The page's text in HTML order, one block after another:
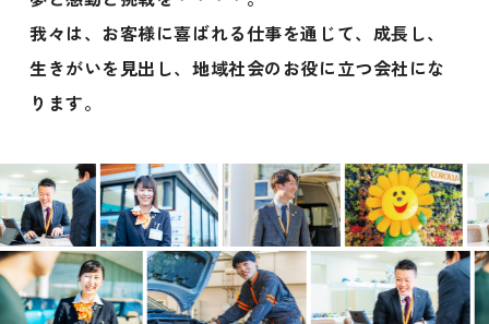
我々は、お客様に喜ばれる仕事を通じて、成長し、
生きがいを見出し、地域社会のお役に立つ会社にな
ります。